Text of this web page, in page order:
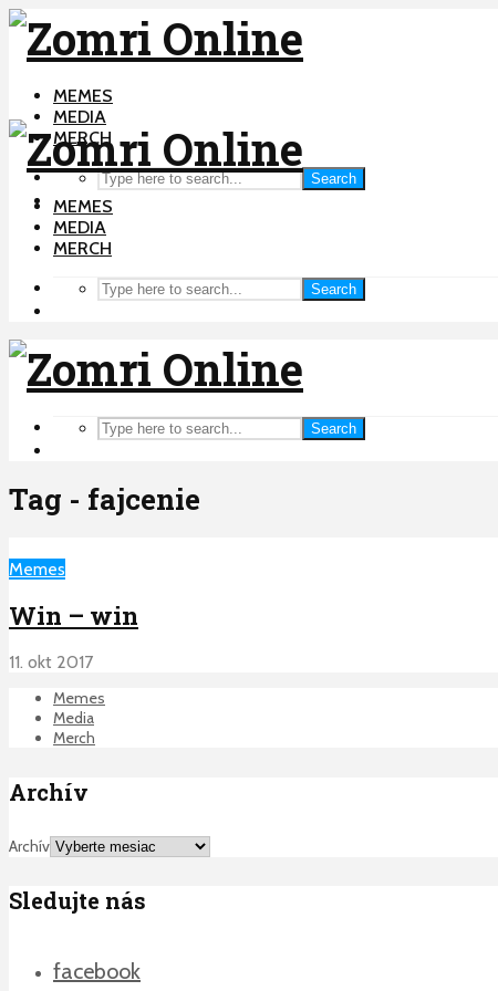
MEMES
MEDIA
MERCH
Search
MEMES
MEDIA
MERCH
Search
Search
Tag - fajcenie
Memes
Win – win
11. okt 2017
Memes
Media
Merch
Archív
Archív
Sledujte nás
facebook